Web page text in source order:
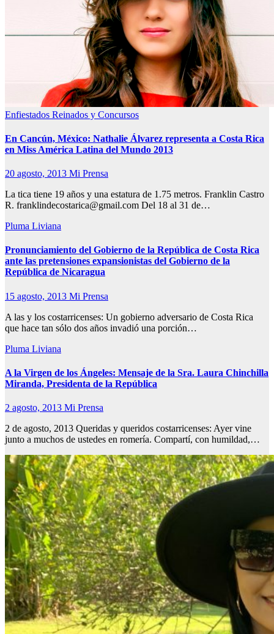
Enfiestados Reinados y Concursos
En Cancún, México: Nathalie Álvarez representa a Costa Rica
en Miss América Latina del Mundo 2013
20 agosto, 2013 Mi Prensa
La tica tiene 19 años y una estatura de 1.75 metros. Franklin Castro
R. franklindecostarica@gmail.com Del 18 al 31 de…
Pluma Liviana
Pronunciamiento del Gobierno de la República de Costa Rica
ante las pretensiones expansionistas del Gobierno de la
República de Nicaragua
15 agosto, 2013 Mi Prensa
A las y los costarricenses: Un gobierno adversario de Costa Rica
que hace tan sólo dos años invadió una porción…
Pluma Liviana
A la Virgen de los Ángeles: Mensaje de la Sra. Laura Chinchilla
Miranda, Presidenta de la República
2 agosto, 2013 Mi Prensa
2 de agosto, 2013 Queridas y queridos costarricenses: Ayer vine
junto a muchos de ustedes en romería. Compartí, con humildad,…